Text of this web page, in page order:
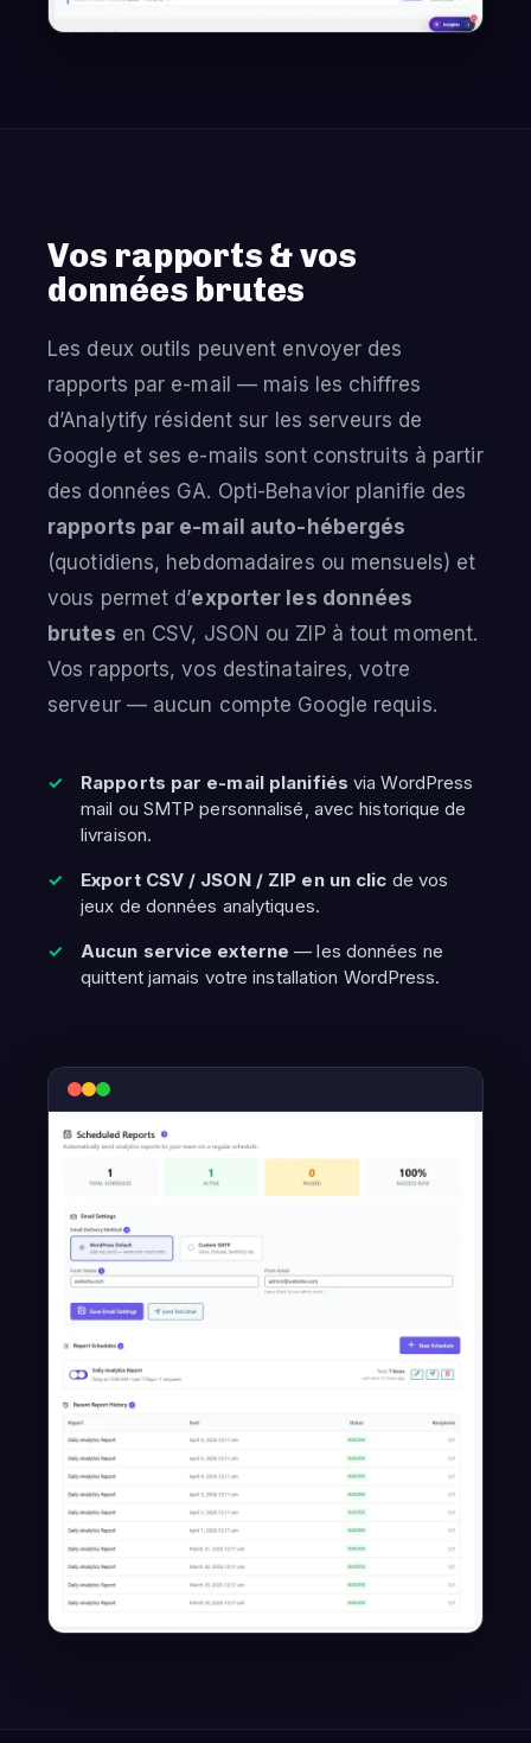
Vos rapports & vos
données brutes
Les deux outils peuvent envoyer des
rapports par e-mail — mais les chiffres
d’Analytify résident sur les serveurs de
Google et ses e-mails sont construits à partir
des données GA. Opti-Behavior planifie des
rapports par e-mail auto-hébergés
(quotidiens, hebdomadaires ou mensuels) et
vous permet d’exporter les données
brutes en CSV, JSON ou ZIP à tout moment.
Vos rapports, vos destinataires, votre
serveur — aucun compte Google requis.
Rapports par e-mail planifiés via WordPress
mail ou SMTP personnalisé, avec historique de
livraison.
Export CSV / JSON / ZIP en un clic de vos
jeux de données analytiques.
Aucun service externe — les données ne
quittent jamais votre installation WordPress.